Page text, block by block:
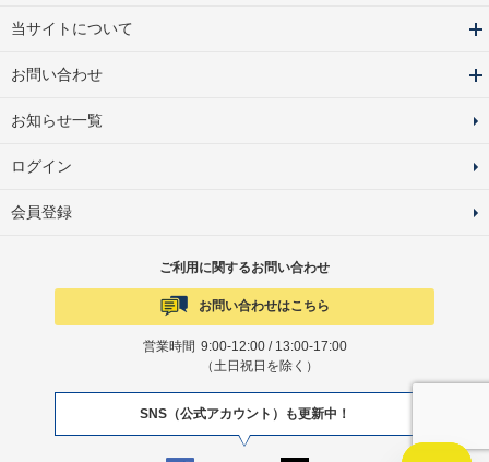
当サイトについて
お問い合わせ
お知らせ一覧
ログイン
会員登録
ご利用に関するお問い合わせ
お問い合わせはこちら
営業時間 9:00-12:00 / 13:00-17:00
（土日祝日を除く）
SNS（公式アカウント）も更新中！